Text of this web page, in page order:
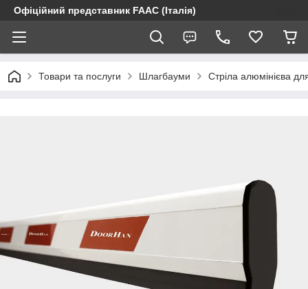
Офіційний представник FAAC (Італія)
Товари та послуги Шлагбауми Стріла алюмінієва